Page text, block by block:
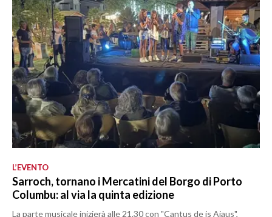
L’EVENTO
Sarroch, tornano i Mercatini del Borgo di Porto
Columbu: al via la quinta edizione
La parte musicale inizierà alle 21.30 con "Cantus de is Aiaus",